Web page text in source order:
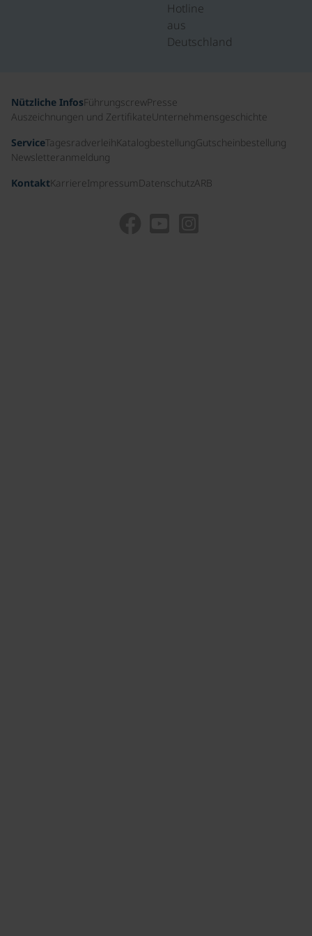
Hotline
aus
Deutschland
Nützliche InfosFührungscrewPresse
Auszeichnungen und ZertifikateUnternehmensgeschichte
ServiceTagesradverleihKatalogbestellungGutscheinbestellung
Newsletteranmeldung
KontaktKarriereImpressum DatenschutzARB